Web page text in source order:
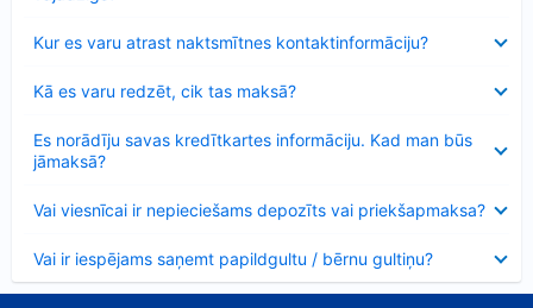
Kur es varu atrast naktsmītnes kontaktinformāciju?
Kā es varu redzēt, cik tas maksā?
Es norādīju savas kredītkartes informāciju. Kad man būs
jāmaksā?
Vai viesnīcai ir nepieciešams depozīts vai priekšapmaksa?
Vai ir iespējams saņemt papildgultu / bērnu gultiņu?